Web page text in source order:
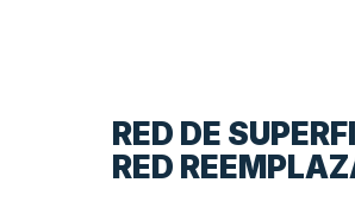
RED DE
RED